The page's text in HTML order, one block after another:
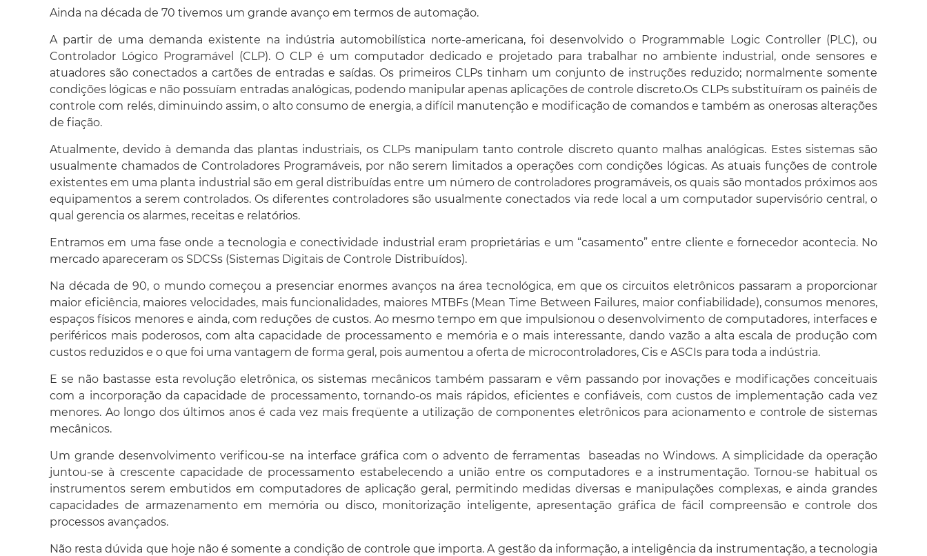
Ainda na década de 70 tivemos um grande avanço em termos de automação.
A partir de uma demanda existente na indústria automobilística norte-americana, foi desenvolvido o Programmable Logic Controller (PLC), ou
Controlador Lógico Programável (CLP). O CLP é um computador dedicado e projetado para trabalhar no ambiente industrial, onde sensores e
atuadores são conectados a cartões de entradas e saídas. Os primeiros CLPs tinham um conjunto de instruções reduzido; normalmente somente
condições lógicas e não possuíam entradas analógicas, podendo manipular apenas aplicações de controle discreto.Os CLPs substituíram os painéis de
controle com relés, diminuindo assim, o alto consumo de energia, a difícil manutenção e modificação de comandos e também as onerosas alterações
de fiação.
Atualmente, devido à demanda das plantas industriais, os CLPs manipulam tanto controle discreto quanto malhas analógicas. Estes sistemas são
usualmente chamados de Controladores Programáveis, por não serem limitados a operações com condições lógicas. As atuais funções de controle
existentes em uma planta industrial são em geral distribuídas entre um número de controladores programáveis, os quais são montados próximos aos
equipamentos a serem controlados. Os diferentes controladores são usualmente conectados via rede local a um computador supervisório central, o
qual gerencia os alarmes, receitas e relatórios.
Entramos em uma fase onde a tecnologia e conectividade industrial eram proprietárias e um “casamento” entre cliente e fornecedor acontecia. No
mercado apareceram os SDCSs (Sistemas Digitais de Controle Distribuídos).
Na década de 90, o mundo começou a presenciar enormes avanços na área tecnológica, em que os circuitos eletrônicos passaram a proporcionar
maior eficiência, maiores velocidades, mais funcionalidades, maiores MTBFs (Mean Time Between Failures, maior confiabilidade), consumos menores,
espaços físicos menores e ainda, com reduções de custos. Ao mesmo tempo em que impulsionou o desenvolvimento de computadores, interfaces e
periféricos mais poderosos, com alta capacidade de processamento e memória e o mais interessante, dando vazão a alta escala de produção com
custos reduzidos e o que foi uma vantagem de forma geral, pois aumentou a oferta de microcontroladores, Cis e ASCIs para toda a indústria.
E se não bastasse esta revolução eletrônica, os sistemas mecânicos também passaram e vêm passando por inovações e modificações conceituais
com a incorporação da capacidade de processamento, tornando-os mais rápidos, eficientes e confiáveis, com custos de implementação cada vez
menores. Ao longo dos últimos anos é cada vez mais freqüente a utilização de componentes eletrônicos para acionamento e controle de sistemas
mecânicos.
Um grande desenvolvimento verificou-se na interface gráfica com o advento de ferramentas baseadas no Windows. A simplicidade da operação
juntou-se à crescente capacidade de processamento estabelecendo a união entre os computadores e a instrumentação. Tornou-se habitual os
instrumentos serem embutidos em computadores de aplicação geral, permitindo medidas diversas e manipulações complexas, e ainda grandes
capacidades de armazenamento em memória ou disco, monitorização inteligente, apresentação gráfica de fácil compreensão e controle dos
processos avançados.
Não resta dúvida que hoje não é somente a condição de controle que importa. A gestão da informação, a inteligência da instrumentação, a tecnologia